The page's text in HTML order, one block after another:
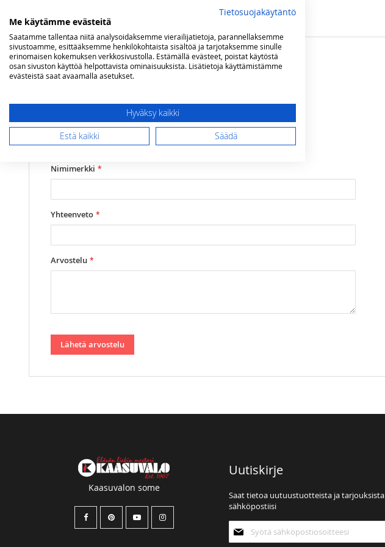
Lisätietoja
Lisätietoja
Mitat
(lxsxk) 117,2 x 59,9 x 90,2 cm
Olet arvostelemassa:
Rating
star
stars
stars
stars
stars
Nimimerkki
Yhteenveto
Arvostelu
Lähetä arvostelu
Kaasuvalon some
Uutiskirje
Saat tietoa uutuustuotteista ja tarjouksista
sähköpostiisi
uutiskirjeemme:
Tietosuojakäytäntö
Me käytämme evästeitä
Saatamme tallentaa niitä analysoidaksemme vierailijatietoja, parannellaksemme
sivustoamme, esittääksemme henkilökohtaista sisältöä ja tarjotaksemme sinulle
erinomaisen kokemuksen verkkosivustolla. Estämällä evästeet, poistat käytöstä
osan sivuston käyttöä helpottavista ominaisuuksista. Lisätietoja käyttämistämme
evästeistä saat avaamalla asetukset.
Hyväksy kaikki
Estä kaikki Säädä